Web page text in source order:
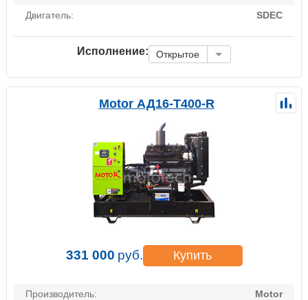
Двигатель:
SDEC
Исполнение: Открытое
Motor АД16-Т400-R
331 000 руб. Купить
Производитель:
Motor